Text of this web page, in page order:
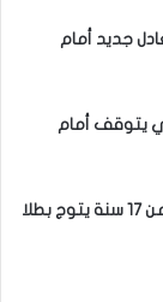
جديد أمام
يتوقف أمام
على عرش شمال إفريقيا: المنتخب الوطني لأقل من 17 سنة يتوج بطلا